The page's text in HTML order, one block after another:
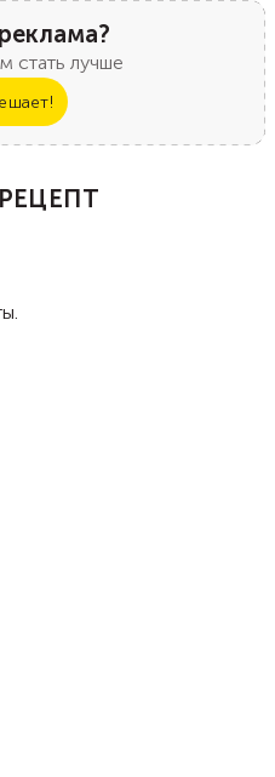
стать лучше